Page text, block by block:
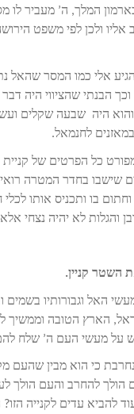
המלך, ה’ מעביר לו
ולכן לפי משפט
אלי כמו המסר שהאל
וכך הבנתי שהציווי
היה שבעה שקלים
לחנמאל.
כל הפרטים של
שישבו בחדר המטרה
בו ותכניס אותו
לא יהיה נצחי אלא
השטר קניין.
האל וגבורותיו
הארץ הטובה
על מעשי העם ה’ שלח
כי הוא מבין שהעם
להחרב והעם הולך
עדים לקנייה